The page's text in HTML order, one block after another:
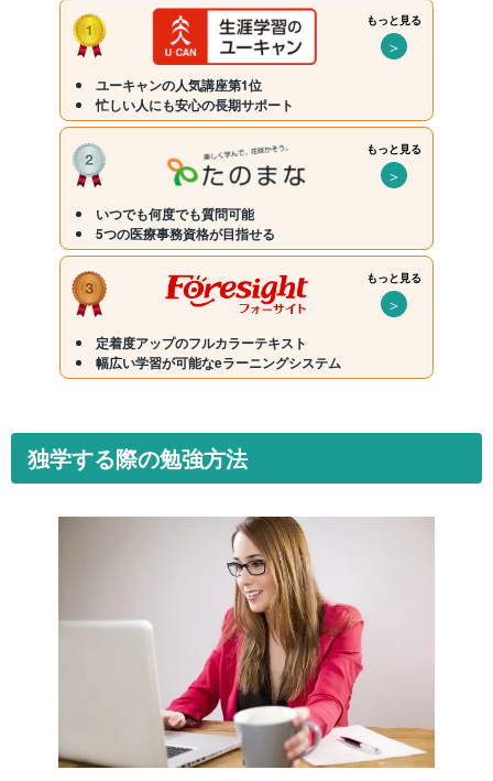
もっと見る
＞
ユーキャンの人気講座第1位
忙しい人にも安心の長期サポート
もっと見る
＞
いつでも何度でも質問可能
5つの医療事務資格が目指せる
もっと見る
＞
定着度アップのフルカラーテキスト
幅広い学習が可能なeラーニングシステム
独学する際の勉強方法